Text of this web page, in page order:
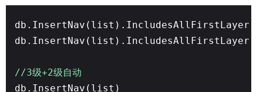
//3级+2级自动
db.InsertNav(list)